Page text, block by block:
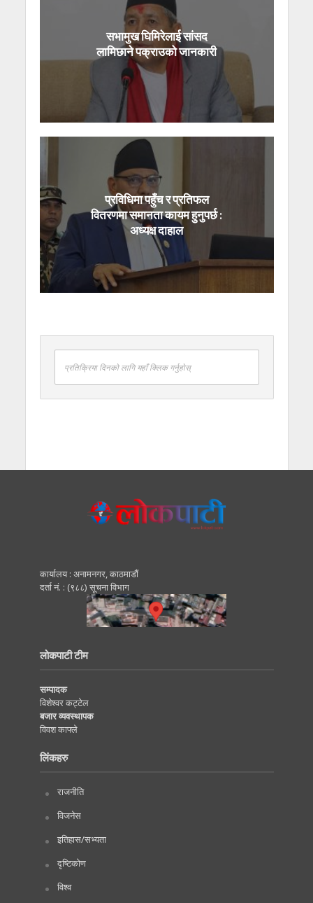
सभामुख घिमिरेलाई सांसद
लामिछाने पक्राउको जानकारी
प्रविधिमा पहुँच र प्रतिफल
वितरणमा समानता कायम हुनुपर्छ :
अध्यक्ष दाहाल
प्रतिक्रिया दिनको लागि यहाँ क्लिक गर्नुहोस्
कार्यालय : अनामनगर, काठमाडाैं
दर्ता नं. : (९८८) सूचना विभाग
लोकपाटी टीम
सम्पादक
विशेश्वर कट्टेल
बजार व्यवस्थापक
विवश काफ्ले
लिंकहरु
राजनीति
विजनेस
इतिहास/सभ्यता
दृष्टिकोण
विश्व